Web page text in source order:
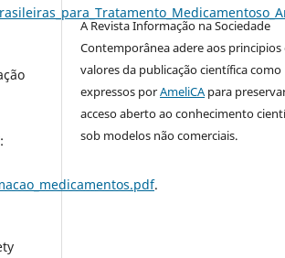
.
A Revista Informação na Sociedade
Contemporânea adere aos principios
valores da publicação científica como
expressos porAmeliCApara
acceso aberto ao conhecimento
sob modelos não comerciais.